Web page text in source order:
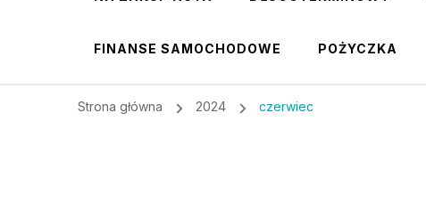
FINANSE SAMOCHODOWE POŻYCZKA
Strona główna 2024 czerwiec